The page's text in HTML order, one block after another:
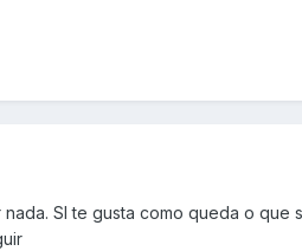
SI te gusta como queda o que